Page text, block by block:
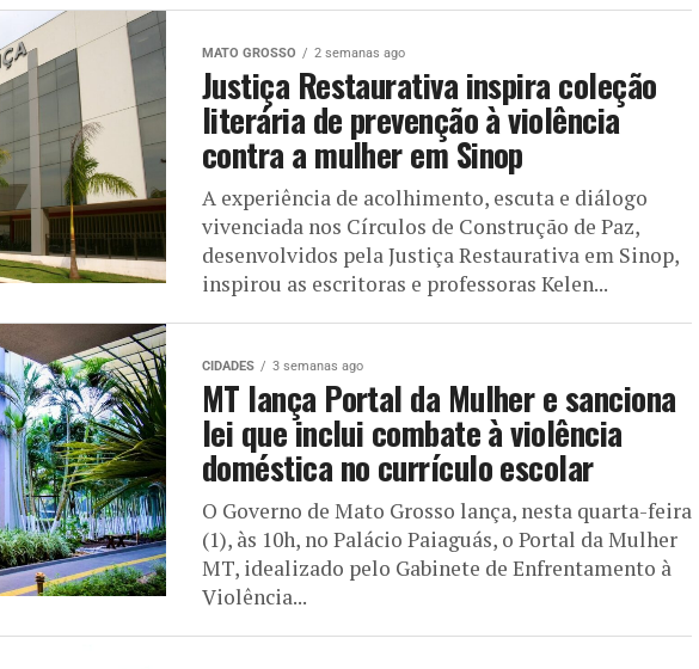
MATO GROSSO 2 semanas ago
Justiça Restaurativa inspira coleção
literária de prevenção à violência
contra a mulher em Sinop
A experiência de acolhimento, escuta e diálogo
vivenciada nos Círculos de Construção de Paz,
desenvolvidos pela Justiça Restaurativa em Sinop,
inspirou as escritoras e professoras Kelen...
CIDADES 3 semanas ago
MT lança Portal da Mulher e sanciona
lei que inclui combate à violência
doméstica no currículo escolar
O Governo de Mato Grosso lança, nesta quarta-feira
(1), às 10h, no Palácio Paiaguás, o Portal da Mulher
MT, idealizado pelo Gabinete de Enfrentamento à
Violência...